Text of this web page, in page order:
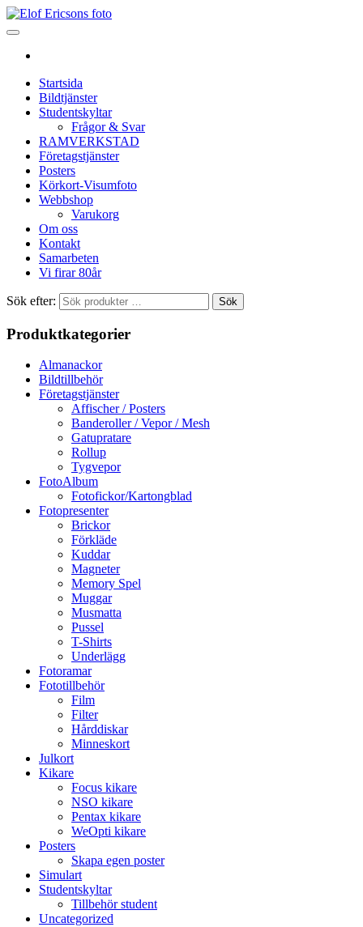
Startsida
Bildtjänster
Studentskyltar
Frågor & Svar
RAMVERKSTAD
Företagstjänster
Posters
Körkort-Visumfoto
Webbshop
Varukorg
Om oss
Kontakt
Samarbeten
Vi firar 80år
Sök efter: Sök
Produktkategorier
Almanackor
Bildtillbehör
Företagstjänster
Affischer / Posters
Banderoller / Vepor / Mesh
Gatupratare
Rollup
Tygvepor
FotoAlbum
Fotofickor/Kartongblad
Fotopresenter
Brickor
Förkläde
Kuddar
Magneter
Memory Spel
Muggar
Musmatta
Pussel
T-Shirts
Underlägg
Fotoramar
Fototillbehör
Film
Filter
Hårddiskar
Minneskort
Julkort
Kikare
Focus kikare
NSO kikare
Pentax kikare
WeOpti kikare
Posters
Skapa egen poster
Simulart
Studentskyltar
Tillbehör student
Uncategorized